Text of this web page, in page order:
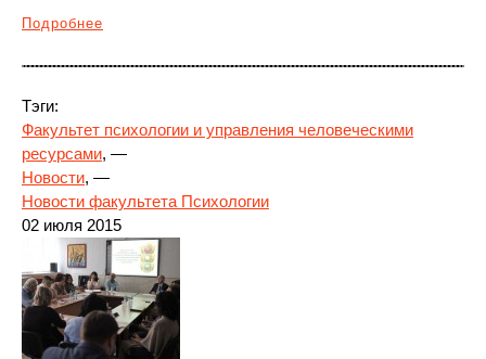
Подробнее
Тэги:
Факультет психологии и управления человеческими
ресурсами, —
Новости, —
Новости факультета Психологии
02 июля 2015